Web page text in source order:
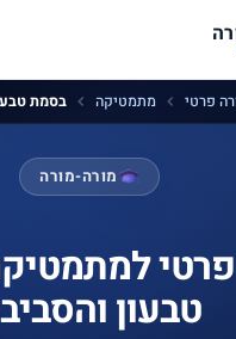
פרטי מתמטיקה בסמת
מורה-מורה
טבעון